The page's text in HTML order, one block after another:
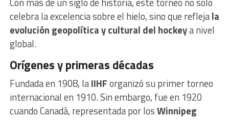
celebra la excelencia sobre el hielo, sino que reflejala
evolución geopolítica y cultural del hockeya nivel
global.
Orígenes y primeras décadas
Fundada en 1908, laIIHForganizó su primer torneo
internacional en 1910. Sin embargo, fue en 1920
cuando Canadá, representada por losWinnipeg